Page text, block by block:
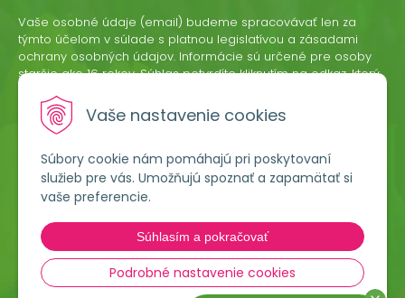
Vaše nastavenie cookies
Súbory cookie nám pomáhajú pri poskytovaní
služieb pre vás. Umožňujú spoznať a zapamätať si
vaše preferencie.
Súhlasím a pokračovať
Podrobné nastavenie cookies
Lumigreen, s.r.o.
Hradská 535
966 54 Tekovské Nemce
ODOBERAŤ
Vaše osobné údaje (email) budeme spracovávať len za
týmto účelom v súlade s platnou legislatívou a zásadami
ochrany osobných údajov. Informácie sú určené pre osoby
staršie ako 16 rokov. Súhlas potvrdíte kliknutím na odkaz, ktorý
odvolať písomne, emailom alebo kliknutím na odkaz z
ktoréhokoľvek informačného emailu.